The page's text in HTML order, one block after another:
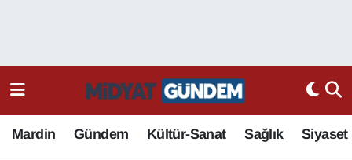
Mardin Gündem Kültür-Sanat Sağlık Siyaset